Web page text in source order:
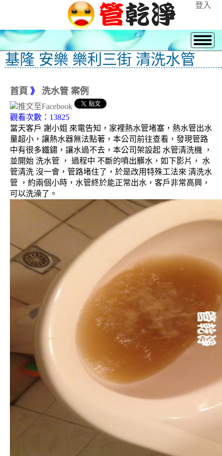
登入
基隆 安樂 樂利三街 清洗水管
首頁 》 洗水管 案例
觀看次數：13825
當天客戶 謝小姐 來電告知，家裡熱水管堵塞，熱水管出水
量超小，讓熱水器無法點著，本公司前往查看，發現管路
中有很多鐵鏽，讓水過不去，本公司架設起 水管清洗機 ，
並開始 洗水管 ， 過程中 不斷的噴出髒水，如下影片， 水
管清洗 沒一會，管路堵住了，於是改用特殊工法來 清洗水
管 ，約兩個小時，水管終於能正常出水，客戶非常高興，
可以洗澡了。